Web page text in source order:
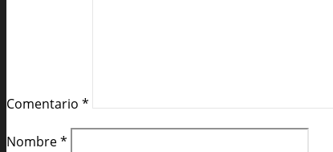
Comentario *
Nombre*